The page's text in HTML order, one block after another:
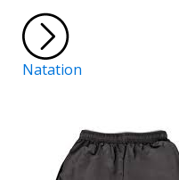
Natation